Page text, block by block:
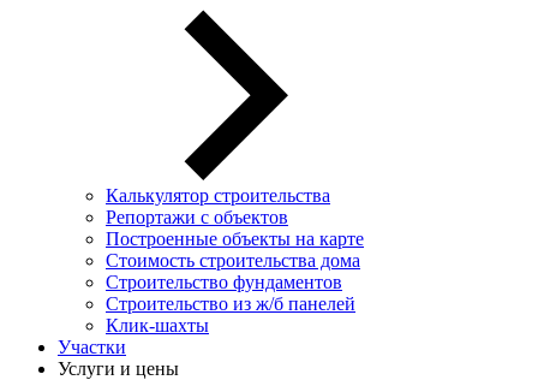
Калькулятор строительства
Репортажи с объектов
Построенные объекты на карте
Стоимость строительства дома
Строительство фундаментов
Строительство из ж/б панелей
Клик-шахты
Участки
Услуги и цены